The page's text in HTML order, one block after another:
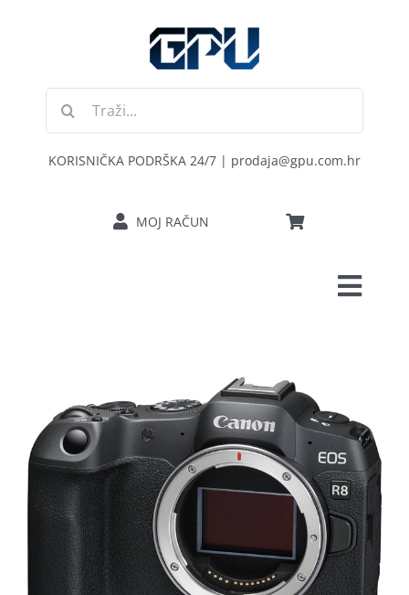
Traži...
KORISNIČKA PODRŠKA 24/7 | prodaja@gpu.com.hr
MOJ RAČUN
KOMPONENTE
PERIFERIJA
KABELI I KONEKTORI
MREŽNA OPREMA
PRINTERI